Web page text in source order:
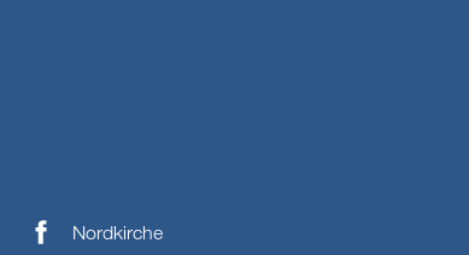
Nordkirche